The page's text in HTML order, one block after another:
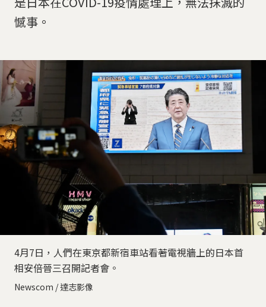
憾事。
4月7日，人們在東京都新宿車站看著電視牆上的日本首
相安倍晉三召開記者會。
Newscom / 達志影像